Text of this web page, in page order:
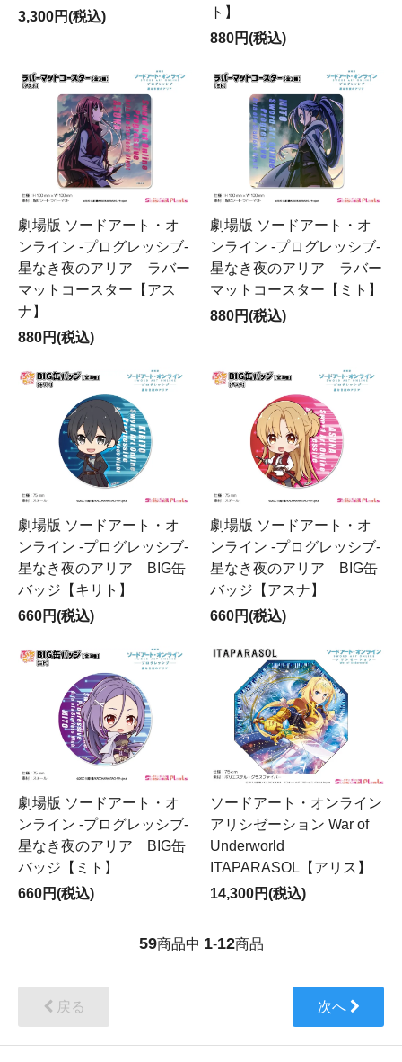
3,300円(税込)
ト】
880円(税込)
劇場版 ソードアート・オ
ンライン -プログレッシブ-
星なき夜のアリア ラバー
マットコースター【アス
ナ】
880円(税込)
劇場版 ソードアート・オ
ンライン -プログレッシブ-
星なき夜のアリア ラバー
マットコースター【ミト】
880円(税込)
劇場版 ソードアート・オ
ンライン -プログレッシブ-
星なき夜のアリア BIG缶
バッジ【キリト】
660円(税込)
劇場版 ソードアート・オ
ンライン -プログレッシブ-
星なき夜のアリア BIG缶
バッジ【アスナ】
660円(税込)
劇場版 ソードアート・オ
ンライン -プログレッシブ-
星なき夜のアリア BIG缶
バッジ【ミト】
660円(税込)
ソードアート・オンライン
アリシゼーション War of
Underworld
ITAPARASOL【アリス】
14,300円(税込)
59商品中 1-12商品
戻る 次へ